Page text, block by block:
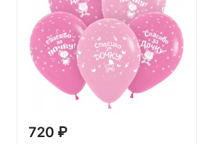
720 ₽